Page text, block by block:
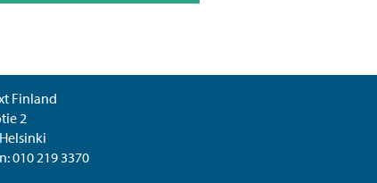
Finland
2
010 219 3370